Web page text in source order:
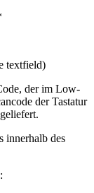
textfield)
der im Low-
der Tastatur
innerhalb des